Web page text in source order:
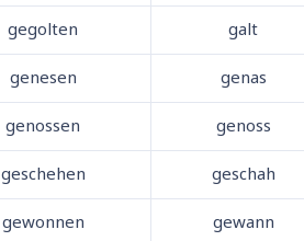
galt
gegolten
genas
genesen
genoss
genossen
geschah
geschehen
gewann
gewonnen